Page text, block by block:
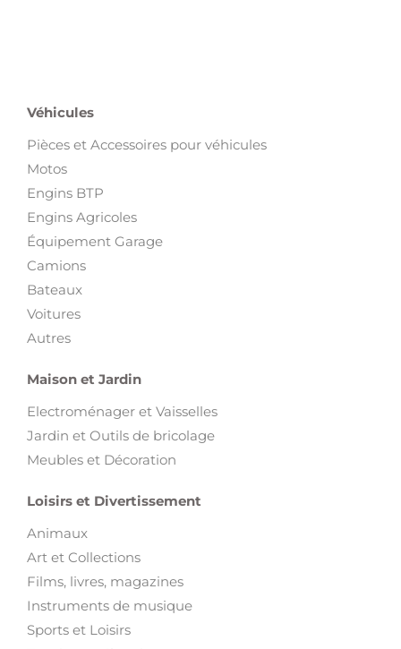
Véhicules
Pièces et Accessoires pour véhicules
Motos
Engins BTP
Engins Agricoles
Équipement Garage
Camions
Bateaux
Voitures
Autres
Maison et Jardin
Electroménager et Vaisselles
Jardin et Outils de bricolage
Meubles et Décoration
Loisirs et Divertissement
Animaux
Art et Collections
Films, livres, magazines
Instruments de musique
Sports et Loisirs